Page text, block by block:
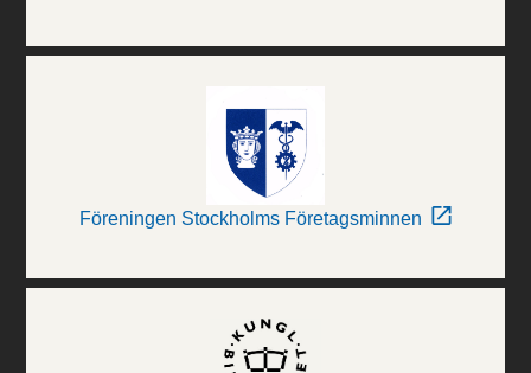
Föreningen Stockholms Företagsminnen